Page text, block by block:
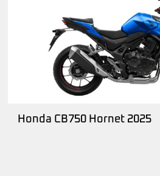
Honda CB750 Hornet 2025